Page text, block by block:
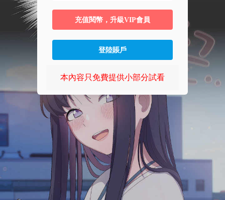
充值閱幣，升級VIP會員
登陸賬戶
本內容只免費提供小部分試看